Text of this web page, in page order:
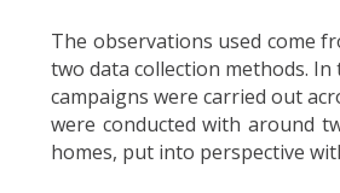
The observations used come
two data collection methods.
campaigns were carried out
were conducted with around
homes, put into perspective